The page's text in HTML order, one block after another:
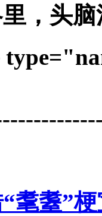
，头
耄耋”